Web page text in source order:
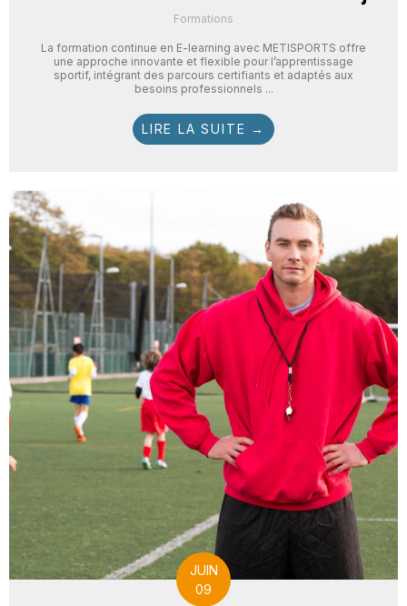
Formations
La formation continue en E-learning avec METISPORTS offre
une approche innovante et flexible pour l’apprentissage
sportif, intégrant des parcours certifiants et adaptés aux
besoins professionnels ...
LIRE LA SUITE →
JUIN
09